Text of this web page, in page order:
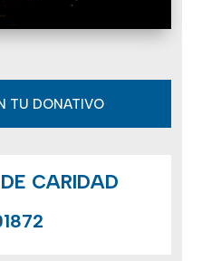
TU DONATIVO
CARIDAD